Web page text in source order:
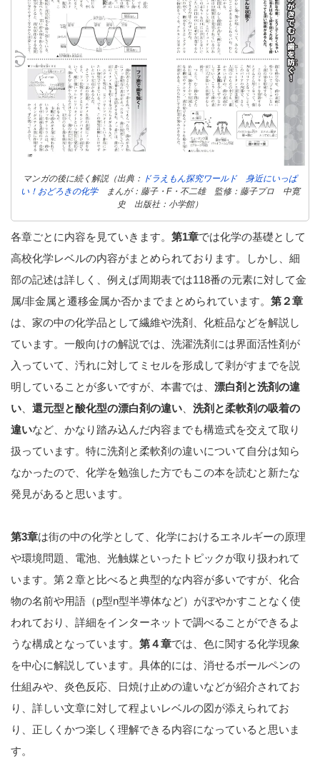
マンガの後に続く解説（出典： ドラえもん探究ワールド 身近にいっぱ
い！おどろきの化学まんが：藤子・F・不二雄 監修：藤子プロ 中寛
史 出版社： 小学館）
各章ごとに内容を見ていきます。 第1章では化学の基礎として
高校化学レベルの内容がまとめられております。しかし、細
部の記述は詳しく、例えば周期表では118番の元素に対して金
属/非金属と遷移金属か否かまでまとめられています。 第２章
は、家の中の化学品として繊維や洗剤、化粧品などを解説し
ています。一般向けの解説では、洗濯洗剤には界面活性剤が
入っていて、汚れに対してミセルを形成して剥がすまでを説
明していることが多いですが、本書では、 漂白剤と洗剤の違
い
還元型と酸化型の漂白剤の違い
洗剤と柔軟剤の吸着の
違いなど、かなり踏み込んだ内容までも構造式を交えて取り
扱っています。特に洗剤と柔軟剤の違いについて自分は知ら
なかったので、化学を勉強した方でもこの本を読むと新たな
発見があると思います。
第3章は街の中の化学として、化学におけるエネルギーの原理
や環境問題、電池、光触媒といったトピックが取り扱われて
います。第２章と比べると典型的な内容が多いですが、化合
物の名前や用語（p型n型半導体など）がぼやかすことなく使
われており、詳細をインターネットで調べることができるよ
うな構成となっています。 第４章では、色に関する化学現象
を中心に解説しています。具体的には、消せるボールペンの
仕組みや、炎色反応、日焼け止めの違いなどが紹介されてお
り、詳しい文章に対して程よいレベルの図が添えられてお
り、正しくかつ楽しく理解できる内容になっていると思いま
す。